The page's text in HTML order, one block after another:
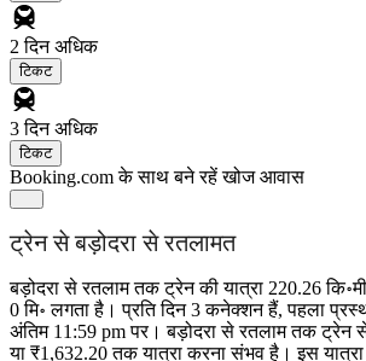
2 दिनअधिक
टिकट
3 दिनअधिक
टिकट
Booking.com के साथ बने रहें खोज आवास
ट्रेन से बड़ोदरा से रतलामत
बड़ोदरा से रतलाम तक ट्रेन की यात्रा 220.26
0 मि॰ लगता है। प्रति दिन 3 कनेक्शन हैं, पहला
अंतिम 11:59 pm पर। बड़ोदरा से रतलाम तक
या ₹1,632.20 तक यात्रा करना संभव है। इस यात्रा